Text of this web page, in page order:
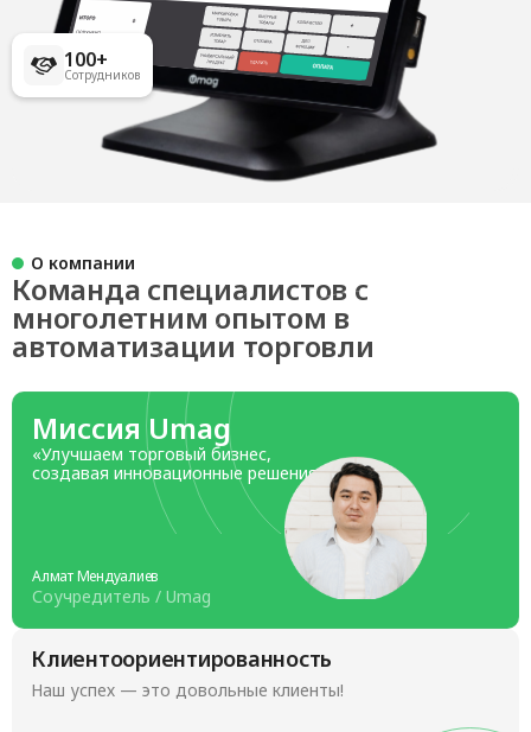
100+
Сотрудников
О компании
Команда специалистов с
многолетним опытом в
автоматизации торговли
Миссия Umag
«Улучшаем торговый бизнес,
создавая инновационные решения»
Алмат Мендуалиев
Соучредитель / Umag
Клиентоориентированность
Наш успех — это довольные клиенты!